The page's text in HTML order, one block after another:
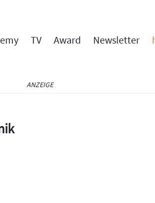
TV Award Newsletter
ANZEIGE